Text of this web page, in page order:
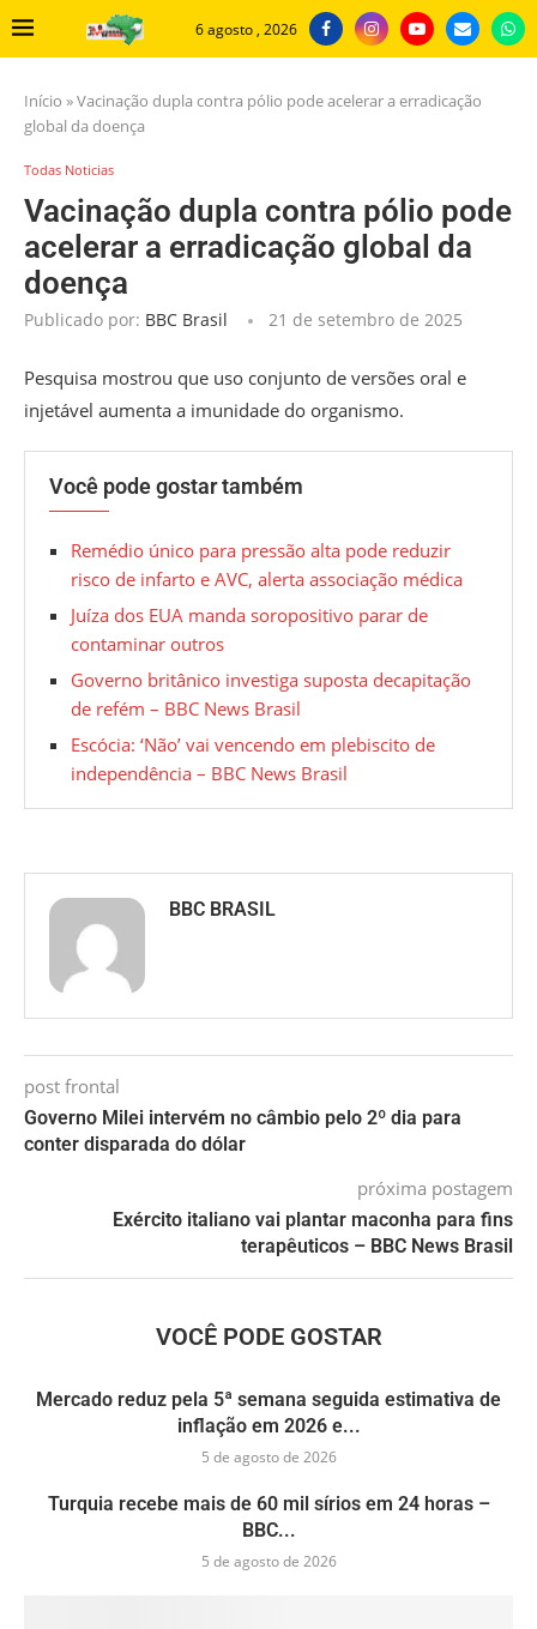
6 agosto , 2026
Início »Vacinação dupla contra pólio pode acelerar a erradicação
global da doença
Todas Noticias
Vacinação dupla contra pólio pode
acelerar a erradicação global da
doença
Publicado por: BBC Brasil 21 de setembro de 2025
Pesquisa mostrou que uso conjunto de versões oral e
injetável aumenta a imunidade do organismo.
Você pode gostar também
Remédio único para pressão alta pode reduzir
risco de infarto e AVC, alerta associação médica
Juíza dos EUA manda soropositivo parar de
contaminar outros
Governo britânico investiga suposta decapitação
de refém – BBC News Brasil
Escócia: ‘Não’ vai vencendo em plebiscito de
independência – BBC News Brasil
BBC BRASIL
post frontal
Governo Milei intervém no câmbio pelo 2º dia para
conter disparada do dólar
próxima postagem
Exército italiano vai plantar maconha para fins
terapêuticos – BBC News Brasil
VOCÊ PODE GOSTAR
Mercado reduz pela 5ª semana seguida estimativa de
inflação em 2026 e...
5 de agosto de 2026
Turquia recebe mais de 60 mil sírios em 24 horas –
BBC...
5 de agosto de 2026